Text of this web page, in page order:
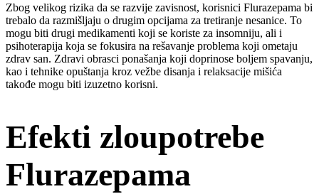
Zbog velikog rizika da se razvije zavisnost, korisnici Flurazepama bi
trebalo da razmišljaju o drugim opcijama za tretiranje nesanice. To
mogu biti drugi medikamenti koji se koriste za insomniju, ali i
psihoterapija koja se fokusira na rešavanje problema koji ometaju
zdrav san. Zdravi obrasci ponašanja koji doprinose boljem spavanju,
kao i tehnike opuštanja kroz vežbe disanja i relaksacije mišića
takođe mogu biti izuzetno korisni.
Efekti zloupotrebe
Flurazepama